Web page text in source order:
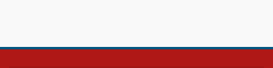
Confira como foi o culto mensal